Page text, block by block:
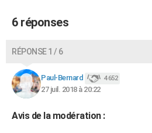
6 réponses
RÉPONSE 1 / 6
Paul-Bernard 4 652
27 juil. 2018 à 20:22
Avis de la modération :